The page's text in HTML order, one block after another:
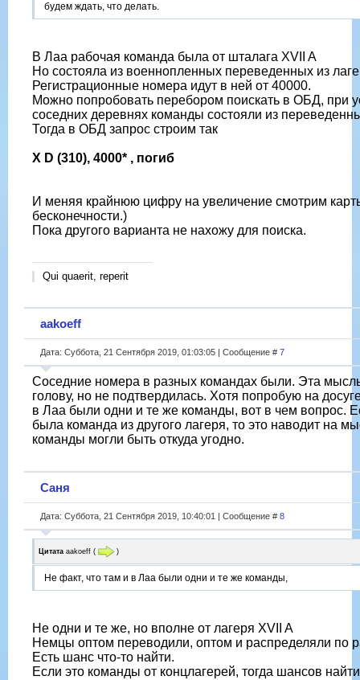
будем ждать, что делать.
В Лаа рабочая команда была от шталага XVII A
Но состояла из военнопленных переведенных из
Регистрационные номера идут в ней от 40000.
Можно попробовать перебором поискать в ОБД, при
соседних деревнях команды состояли из
Тогда в ОБД запрос строим так
X D (310), 4000* , погиб
И меняя крайнюю цифру на увеличение смотрим
бесконечности.)
Пока другого варианта не нахожу для поиска.
Qui quaerit, reperit
aakoeff
Дата: Суббота, 21 Сентября 2019, 01:03:05 | Сообщение # 7
Соседние номера в разных командах были. Эта
голову, но не подтвердилась. Хотя попробую на
в Лаа были одни и те же команды, вот в чем вопрос.
была команда из другого лагеря, то это наводит на
команды могли быть откуда угодно.
Саня
Дата: Суббота, 21 Сентября 2019, 10:40:01 | Сообщение # 8
Цитата aakoeff ( )
Не факт, что там и в Лаа были одни и те же команды,
Не одни и те же, но вполне от лагеря XVII A
Немцы оптом переводили, оптом и распределяли по
Есть шанс что-то найти.
Если это команды от концлагерей, тогда шансов